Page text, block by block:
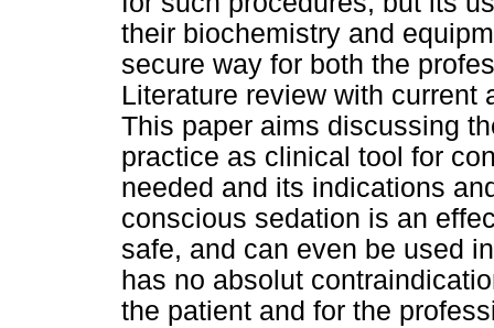
their biochemistry and
secure way for both the
Literature review with
This paper aims discussing
practice as clinical tool for
needed and its indications
conscious sedation is an
safe, and can even be used
has no absolut
the patient and for the